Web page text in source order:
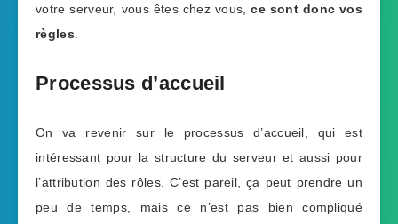
votre serveur, vous êtes chez vous,ce sont donc vos
règles
Processus d’accueil
On va revenir sur le processus d’accueil, qui est
intéressant pour la structure du serveur et aussi pour
l’attribution des rôles. C’est pareil, ça peut prendre un
peu de temps, mais ce n’est pas bien compliqué